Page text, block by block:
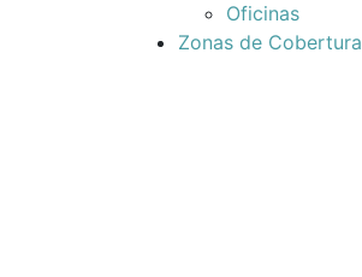
Oficinas
Zonas de Cobertura